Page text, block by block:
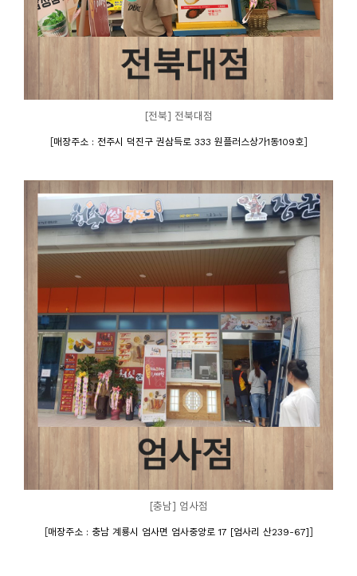
[전북] 전북대점
[매장주소 : 전주시 덕진구 권삼득로 333 원플러스상가1동109호]
[충남] 엄사점
[매장주소 : 충남 계룡시 엄사면 엄사중앙로 17 [엄사리 산239-67] ]